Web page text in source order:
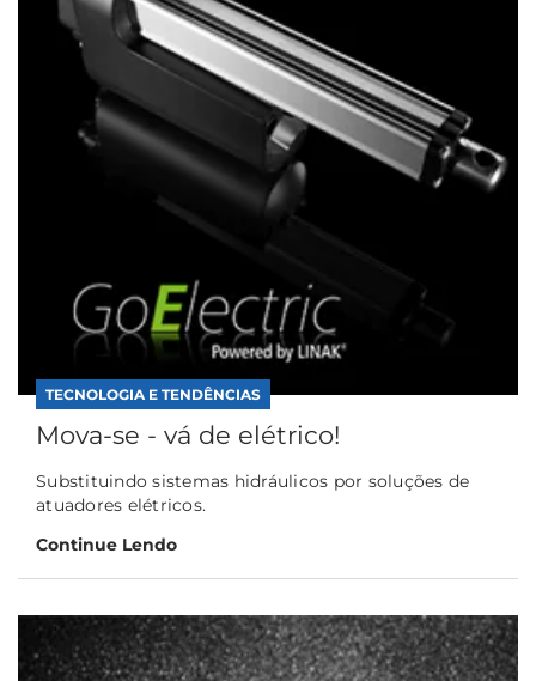
TECNOLOGIA E TENDÊNCIAS
Mova-se - vá de elétrico!
Substituindo sistemas hidráulicos por soluções de
atuadores elétricos.
Continue Lendo